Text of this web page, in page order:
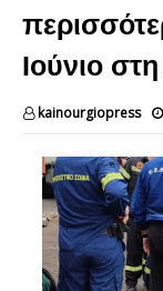
Ιούνιο
kainourgiopress